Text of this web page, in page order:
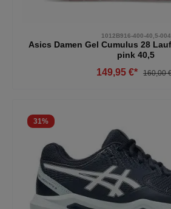
1012B916-400-40,5-004
Asics Damen Gel Cumulus 28
pink 40,5
149,95 €* 160,00
31%